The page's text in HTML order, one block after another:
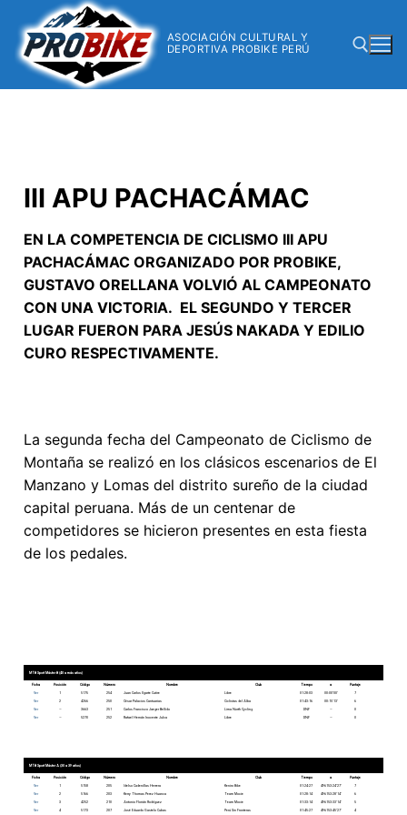
ASOCIACIÓN CULTURAL Y
DEPORTIVA PROBIKE PERÚ
III APU PACHACÁMAC
EN LA COMPETENCIA DE CICLISMO III APU
PACHACÁMAC ORGANIZADO POR PROBIKE,
GUSTAVO ORELLANA VOLVIÓ AL CAMPEONATO
CON UNA VICTORIA. EL SEGUNDO Y TERCER
LUGAR FUERON PARA JESÚS NAKADA Y EDILIO
CURO RESPECTIVAMENTE.
La segunda fecha del Campeonato de Ciclismo de
Montaña se realizó en los clásicos escenarios de El
Manzano y Lomas del distrito sureño de la ciudad
capital peruana. Más de un centenar de
competidores se hicieron presentes en esta fiesta
de los pedales.
MTB Sport Máster B (40 a más años)
Ficha Posición Código Número Nombre Club Tiempo a
Puntaje
Ver
1 5175 254 Juan Carlos Ugarte Cutire Libre 01:28:03 00:00’00’
7
Ver
2 4266 250 César Palacios Cantuarias Ciclistas del Alba 01:43:16 00:15’13’
6
Ver
— 3663 251 Carlos Francisco Jaeger Bellido Lima North Cycling DNF —
Ver
— 5270 252 Rafael Hernán Inocente Julca Libre DNF —
MTB Sport Máster A (30 a 39 años)
Ficha Posición Código Número Nombre Club Tiempo a
Puntaje
Ver
1 5158 205 Idelso Cadenillas Herrera Keniro Bike 01:24:27 496153:24’27’
7
Ver
2 5166 203 Kerry Thomas Perez Huanca Team Moxie 01:28:14 496153:28’14’
6
Ver
3 4252 210 Antonio Florián Rodríguez Team Moxie 01:33:14 496153:33’14’
5
Ver
4 5173 207 José Eduardo Gastelo Cubas Perú Sin Fronteras 01:45:27 496153:45’27’
4